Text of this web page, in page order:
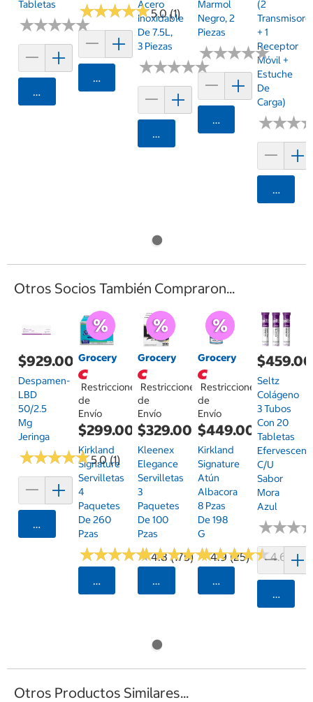
Tabletas
★★★★★
★★★★★
Agregar
★★★★★
★★★★★5.0 (1)
Agregar
Acero
Inoxidable
De 7.5L,
3 Piezas
★★★★★
★★★★★
Agregar
Marmol
Negro, 2
Piezas
★★★★★
★★★★★
Agregar
(2
+ 1
Receptor
Móvil +
Estuche
De
Carga)
★★★
★★★
Otros Socios También Compraron...
$929.00
Despamen-
LBD
50/2.5
Mg
Jeringa
★★★★★
★★★★★5.0 (1)
Agregar
Grocery
Restricciones
de
Envío
$299.00
Kirkland
Signature
Servilletas
4
Paquetes
De 260
Pzas
★★★★★
★★★★★4.8 (175)
Seleccionar Código Postal
Grocery
Restricciones
de
Envío
$329.00
Kleenex
Elegance
Servilletas
3
Paquetes
De 100
Pzas
★★★★★
★★★★★4.9 (25)
Seleccionar Código Postal
Grocery
Restricciones
de
Envío
$449.00
Kirkland
Signature
Atún
Albacora
8 Pzas
De 198
G
★★★★★
★★★★★4.6 (126)
Seleccionar
$459.00
Seltz
Colágeno
3 Tubos
Con 20
Tabletas
C/u
Sabor
Mora
Azul
★★★
★★★
Otros Productos Similares...